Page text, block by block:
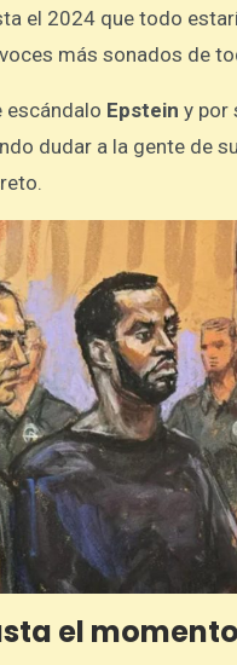
el 2024 que todo
más sonados de
escándalo Epstein y por
dudar a la gente de
el